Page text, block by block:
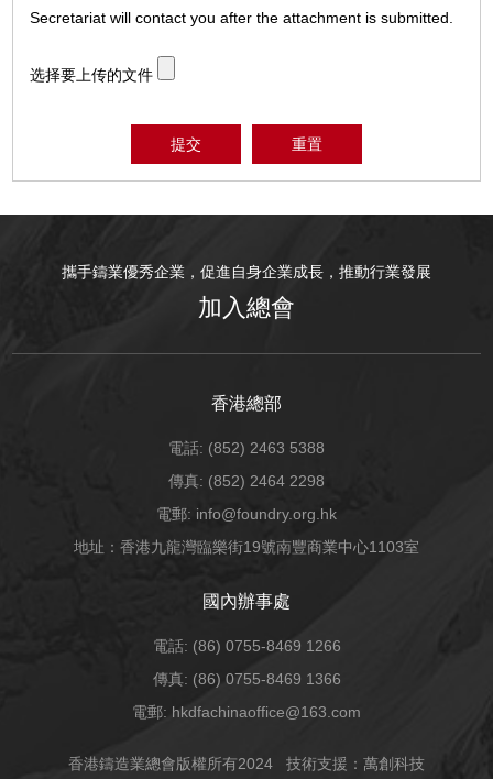
Secretariat will contact you after the attachment is submitted.
选择要上传的文件
提交 重置
攜手鑄業優秀企業，促進自身企業成長，推動行業發展
加入總會
香港總部
電話: (852) 2463 5388
傳真: (852) 2464 2298
電郵: info@foundry.org.hk
地址：香港九龍灣臨樂街19號南豐商業中心1103室
國內辦事處
電話: (86) 0755-8469 1266
傳真: (86) 0755-8469 1366
電郵: hkdfachinaoffice@163.com
香港鑄造業總會版權所有2024 技術支援：萬創科技